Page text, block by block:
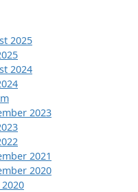
2025
2024
2023
2021
2020